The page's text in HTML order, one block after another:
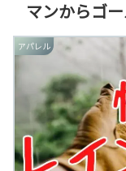
マンからゴ
アパレル